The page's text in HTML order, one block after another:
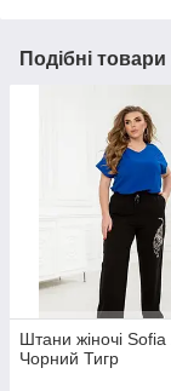
Подібні товари
Штани жіночі Sofia
Чорний Тигр